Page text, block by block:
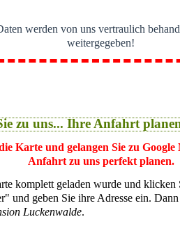
werden von uns vertraulich
weitergegeben!
zu uns... Ihre Anfahrt
Karte und gelangen Sie zu
Anfahrt zu uns perfekt planen.
komplett geladen wurde und
und geben Sie ihre Adresse ein.
Luckenwalde.